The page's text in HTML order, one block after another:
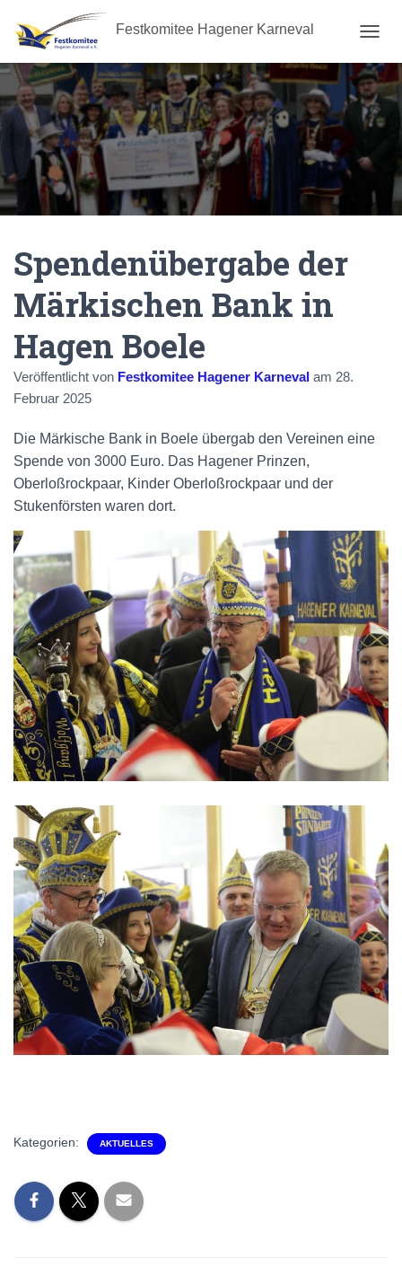
Festkomitee Hagener Karneval
A
V
I
G
A
I
U
Spendenübergabe der
Märkischen Bank in
Hagen Boele
Veröffentlicht von Festkomitee Hagener Karneval am 28.
Februar 2025
Die Märkische Bank in Boele übergab den Vereinen eine
Spende von 3000 Euro. Das Hagener Prinzen,
Oberloßrockpaar, Kinder Oberloßrockpaar und der
Stukenförsten waren dort.
Kategorien: AKTUELLES